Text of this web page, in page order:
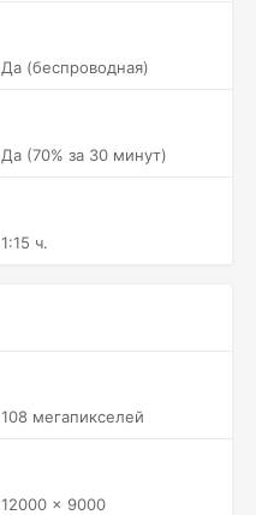
Да (беспроводная)
Да (70% за 30 минут)
1:15 ч.
108 мегапикселей
12000 x 9000